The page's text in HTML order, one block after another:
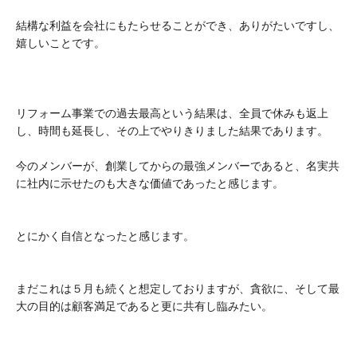
結構な利益を会社にもたらせることができ、ありがたいですし、
嬉しいことです。
リフォーム事業での過去最高という結果は、全員で休みも返上
し、時間も延長し、その上でやりきりました結果であります。
今のメンバーが、創業してからの最強メンバーであると、名実共
に社内に示せたのも大きな価値であったと感じます。
とにかく自信となったと感じます。
まだこれは５月も続くと想定しておりますが、貪欲に、そして最
大の目的は顧客満足であると更に共有し臨みたい。